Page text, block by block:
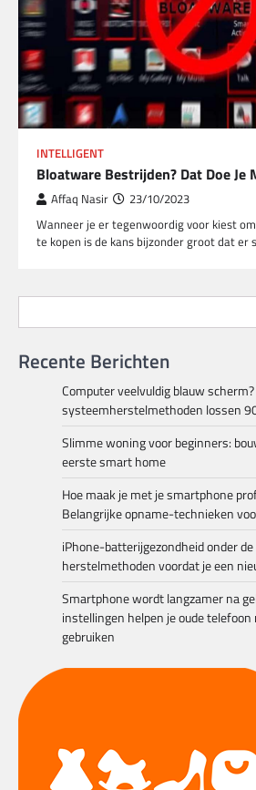
INTELLIGENT
Bloatware Bestrijden? Dat Doe Je
Affaq Nasir 23/10/2023
Wanneer je er tegenwoordig voor kiest
te kopen is de kans bijzonder groot dat er
Recente Berichten
Computer veelvuldig blauw
systeemherstelmethoden lossen
Slimme woning voor beginners:
eerste smart home
Hoe maak je met je smartphone
Belangrijke opname-technieken
iPhone-batterijgezondheid onder de
herstelmethoden voordat je een
Smartphone wordt langzamer na
instellingen helpen je oude telefoon
gebruiken